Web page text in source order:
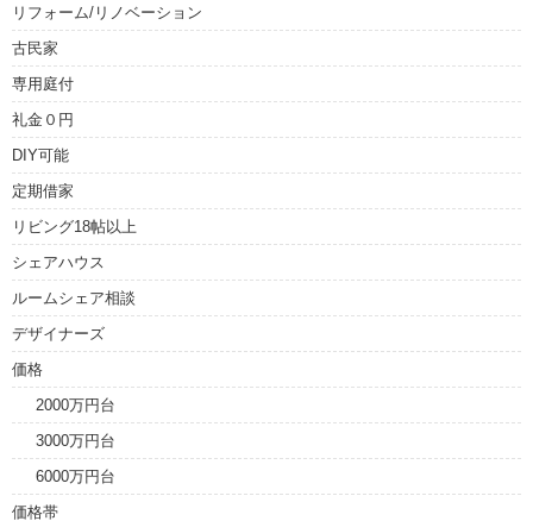
リフォーム/リノベーション
古民家
専用庭付
礼金０円
DIY可能
定期借家
リビング18帖以上
シェアハウス
ルームシェア相談
デザイナーズ
価格
2000万円台
3000万円台
6000万円台
価格帯